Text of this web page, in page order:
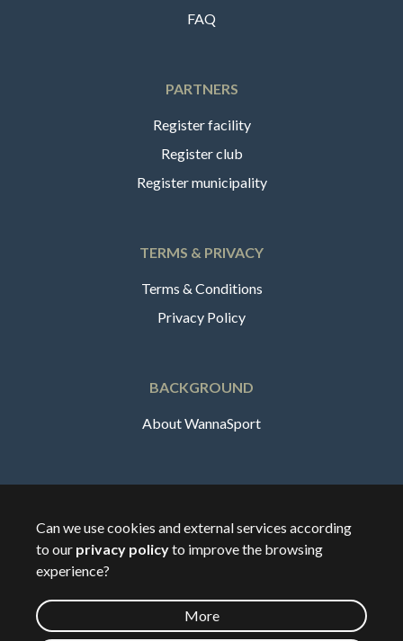
FAQ
PARTNERS
Register facility
Register club
Register municipality
TERMS & PRIVACY
Terms & Conditions
Privacy Policy
BACKGROUND
About WannaSport
🇸🇪Sverige
©2026Wannasport.dk
Can we use cookies and external services according
to our privacy policyto improve the browsing
experience?
More